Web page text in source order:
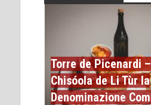
Torre de Picenardi
Chisóola de Li Tùr la
Denominazione